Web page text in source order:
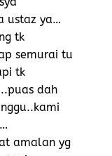
ustaz ya…
tk
semurai tu
tk
dah
amalan yg